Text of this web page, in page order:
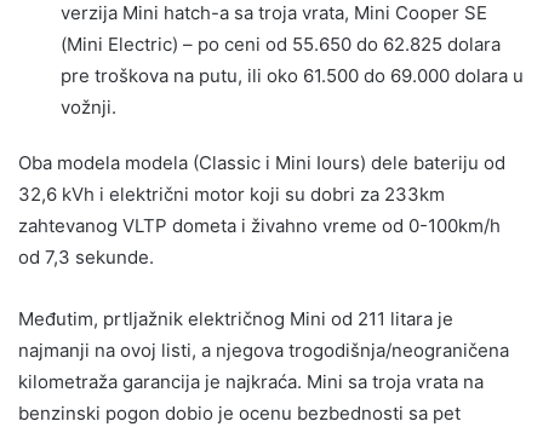
verzija Mini hatch-a sa troja vrata, Mini Cooper SE
(Mini Electric) – po ceni od 55.650 do 62.825 dolara
pre troškova na putu, ili oko 61.500 do 69.000 dolara u
vožnji.
Oba modela modela (Classic i Mini Iours) dele bateriju od
32,6 kVh i električni motor koji su dobri za 233km
zahtevanog VLTP dometa i živahno vreme od 0-100km/h
od 7,3 sekunde.
Međutim, prtljažnik električnog Mini od 211 litara je
najmanji na ovoj listi, a njegova trogodišnja/neograničena
kilometraža garancija je najkraća. Mini sa troja vrata na
benzinski pogon dobio je ocenu bezbednosti sa pet